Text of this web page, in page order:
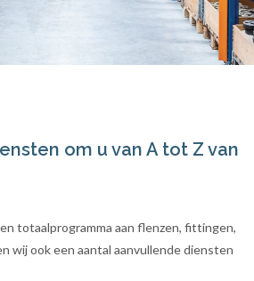
om u van A tot Z van
totaalprogramma aan flenzen, fittingen,
wij ook een aantal aanvullende diensten